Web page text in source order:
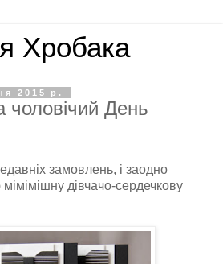
Хробака
2015 р.
чоловічий День
замовлень, і заодно
дівчачо-сердечкову